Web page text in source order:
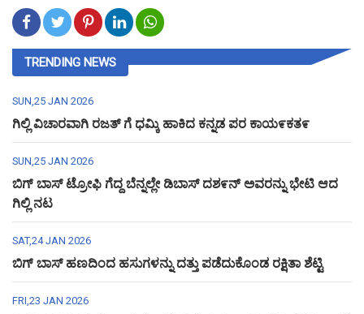
TRENDING NEWS
SUN,25 JAN 2026
ಗಿಲ್ಲಿ ವಿಚಾರವಾಗಿ ರಜತ್ ಗೆ ಧಮ್ಕಿ ಹಾಕಿದ ಕನ್ನಡ ಪರ ಕಾಯ೯ಕತ೯
SUN,25 JAN 2026
ಬಿಗ್ ಬಾಸ್ ಟ್ರೋಫಿ ಗೆದ್ದ ಬೆನ್ನಲ್ಲೇ ಡಿಬಾಸ್ ದಶ೯ನ್ ಅವರನ್ನು ಭೇಟಿ ಆದ
ಗಿಲ್ಲಿ ನಟ
SAT,24 JAN 2026
ಬಿಗ್ ಬಾಸ್ ಹಣದಿಂದ ಹಸುಗಳನ್ನು ದತ್ತು ಪಡೆದುಕೊಂಡ ರಕ್ಷಿತಾ ಶೆಟ್ಟಿ
FRI,23 JAN 2026